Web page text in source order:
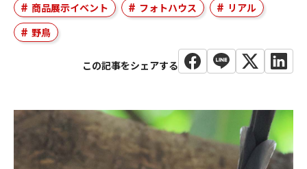
商品展示イベント フォトハウス
リアル
野鳥